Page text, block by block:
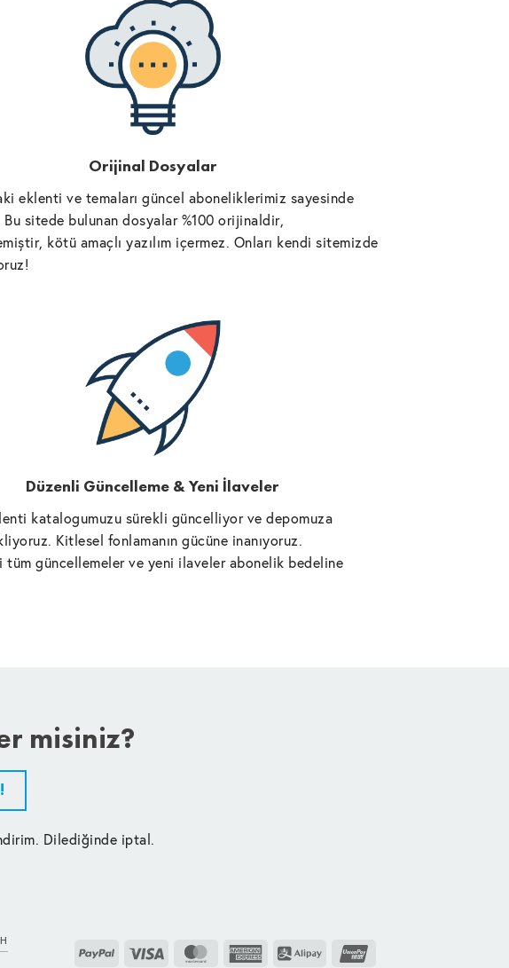
Orijinal Dosyalar
eklenti ve temaları güncel aboneliklerimiz sayesinde
sitede bulunan dosyalar %100 orijinaldir,
kötü amaçlı yazılım içermez. Onları kendi sitemizde
Düzenli Güncelleme & Yeni İlaveler
katalogumuzu sürekli güncelliyor ve depomuza
Kitlesel fonlamanın gücüne inanıyoruz.
tüm güncellemeler ve yeni ilaveler abonelik bedeline
misiniz?
Dilediğinde iptal.
PayPal Visa MasterCardAmerican
Alipay